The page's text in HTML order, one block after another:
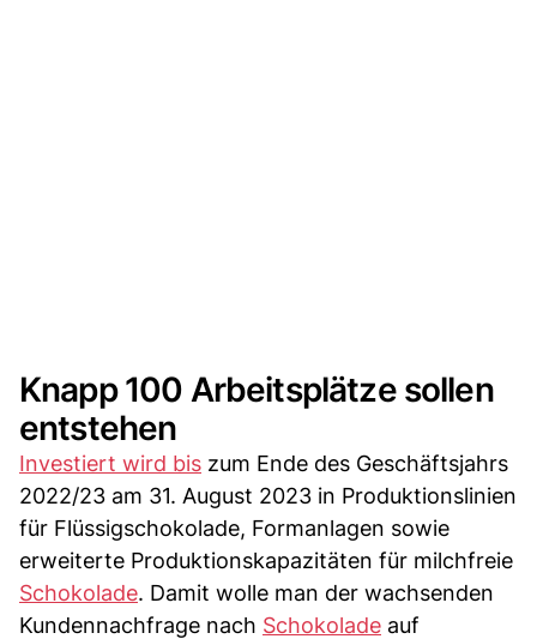
Knapp 100 Arbeitsplätze sollen
entstehen
Investiert wird bis zum Ende des Geschäftsjahrs
2022/23 am 31. August 2023 in Produktionslinien
für Flüssigschokolade, Formanlagen sowie
erweiterte Produktionskapazitäten für milchfreie
Schokolade. Damit wolle man der wachsenden
Kundennachfrage nach Schokolade auf